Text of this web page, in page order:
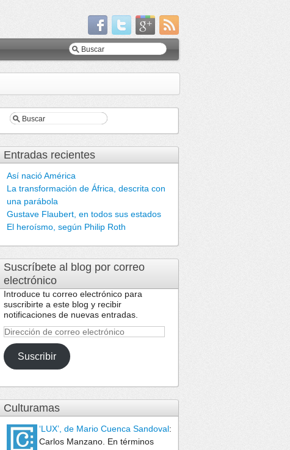
Entradas recientes
Así nació América
La transformación de África, descrita con
una parábola
Gustave Flaubert, en todos sus estados
El heroísmo, según Philip Roth
Suscríbete al blog por correo
electrónico
Introduce tu correo electrónico para
suscribirte a este blog y recibir
notificaciones de nuevas entradas.
Dirección
de
correo
electrónico
Suscribir
Culturamas
‘LUX’, de Mario Cuenca Sandoval:
Carlos Manzano. En términos